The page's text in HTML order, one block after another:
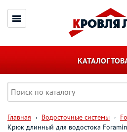
КАТАЛОГ
Главная Водосточные системы
Крюк длинный для водостока